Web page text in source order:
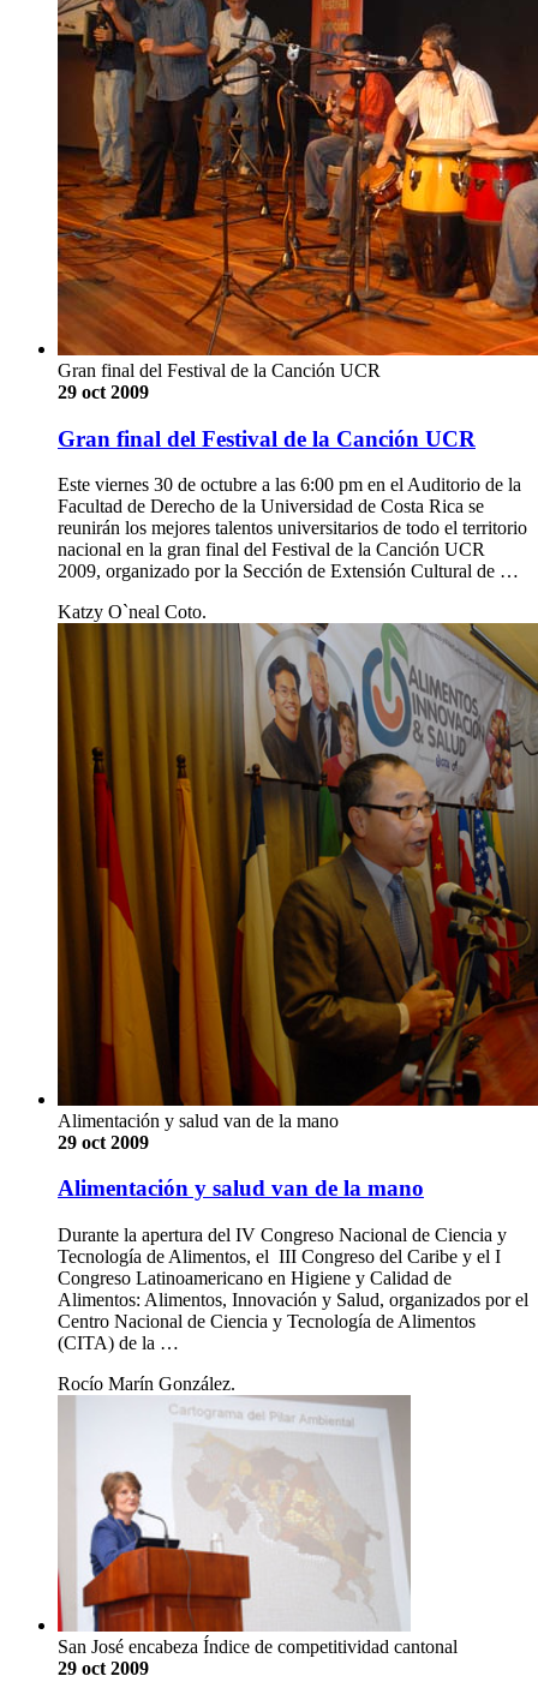
Gran final del Festival de la Canción UCR
29 oct 2009
Gran final del Festival de la Canción UCR
Este viernes 30 de octubre a las 6:00 pm en el Auditorio de la
Facultad de Derecho de la Universidad de Costa Rica se
reunirán los mejores talentos universitarios de todo el territorio
nacional en la gran final del Festival de la Canción UCR
2009, organizado por la Sección de Extensión Cultural de …
Katzy O`neal Coto.
Alimentación y salud van de la mano
29 oct 2009
Alimentación y salud van de la mano
Durante la apertura del IV Congreso Nacional de Ciencia y
Tecnología de Alimentos, el III Congreso del Caribe y el I
Congreso Latinoamericano en Higiene y Calidad de
Alimentos: Alimentos, Innovación y Salud, organizados por el
Centro Nacional de Ciencia y Tecnología de Alimentos
(CITA) de la …
Rocío Marín González.
San José encabeza Índice de competitividad cantonal
29 oct 2009